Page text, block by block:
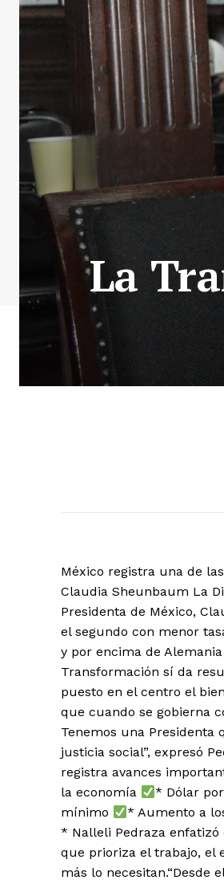
La
México registra una de
Claudia Sheunbaum La
Presidenta de México,
el segundo con menor
y por encima de
Transformación sí da
puesto en el centro el
que cuando se gobierna
Tenemos una
justicia social”, expresó
registra avances
la economía
* Dólar
mínimo
* Aumento a
* Nalleli Pedraza
que prioriza el trabajo, el
más lo necesitan.“Desde